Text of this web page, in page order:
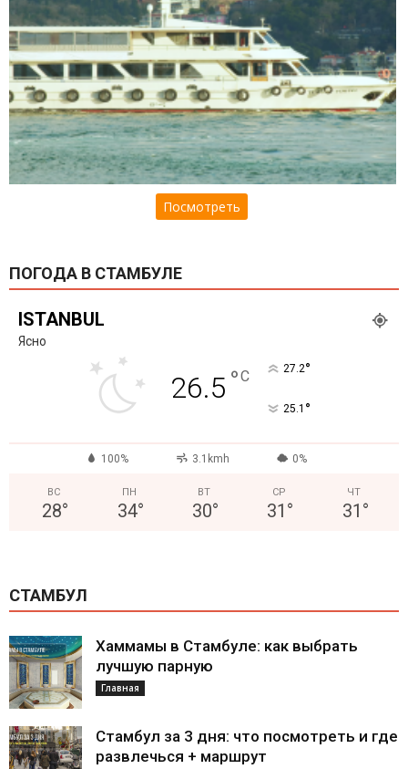
Посмотреть
ПОГОДА В СТАМБУЛЕ
ISTANBUL
Ясно
26.5 °C 27.2°
25.1 °
100% 3.1kmh 0%
ВС
28°
ПН
34°
ВТ
30°
СР
31 °
ЧТ
31 °
СТАМБУЛ
Хаммамы в Стамбуле: как выбрать
лучшую парную
Главная
Стамбул за 3 дня: что посмотреть и где
развлечься + маршрут